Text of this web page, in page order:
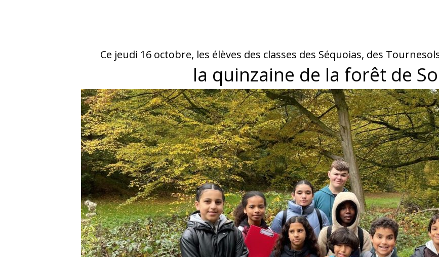
Ce jeudi 16 octobre, les élèves des classes des Séquoias, des
la quinzaine de la forêt de